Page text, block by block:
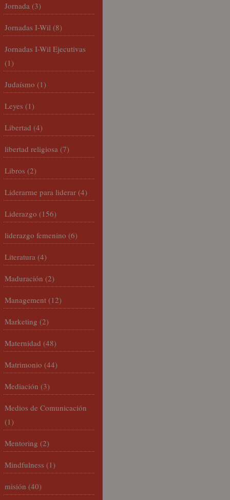
Jornada (3)
Jornadas I-Wil (8)
Jornadas I-Wil Ejecutivas
(1)
Judaísmo (1)
Leyes (1)
Libertad (4)
libertad religiosa (7)
Libros (2)
Liderarme para liderar (4)
Liderazgo (156)
liderazgo femenino (6)
Literatura (4)
Maduración (2)
Management (12)
Marketing (2)
Maternidad (48)
Matrimonio (44)
Mediación (3)
Medios de Comunicación
(1)
Mentoring (2)
Mindfulness (1)
misión (40)